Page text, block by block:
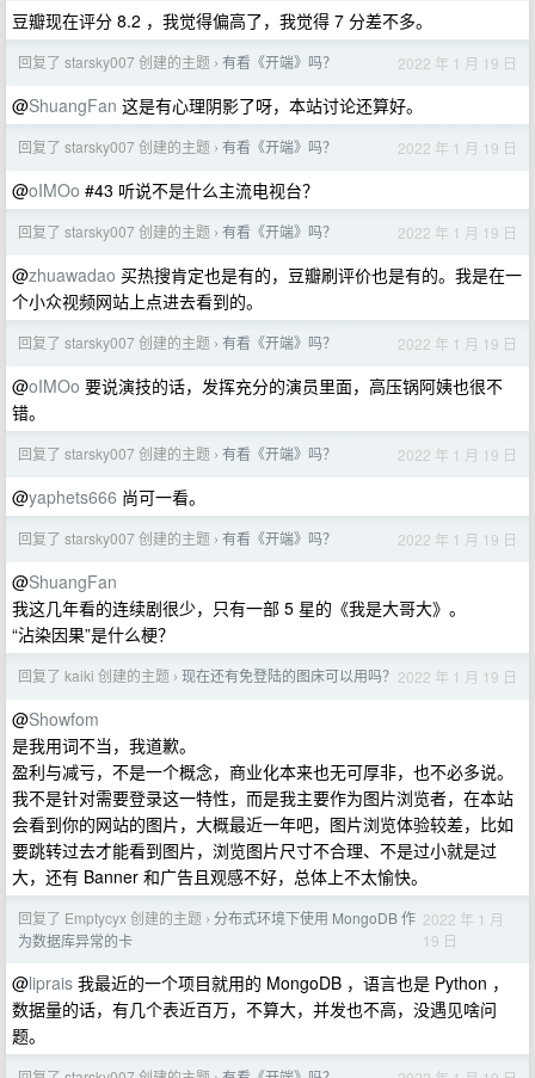
豆瓣现在评分 8.2 ，我觉得偏高了，我觉得 7 分差不多。
回复了 starsky007 创建的主题 › 有看《开端》吗？ 2022 年 1 月 19 日
@ShuangFan 这是有心理阴影了呀，本站讨论还算好。
回复了 starsky007 创建的主题 › 有看《开端》吗？ 2022 年 1 月 19 日
@oIMOo #43 听说不是什么主流电视台？
回复了 starsky007 创建的主题 › 有看《开端》吗？ 2022 年 1 月 19 日
@zhuawadao 买热搜肯定也是有的，豆瓣刷评价也是有的。我是在一
个小众视频网站上点进去看到的。
回复了 starsky007 创建的主题 › 有看《开端》吗？ 2022 年 1 月 19 日
@oIMOo 要说演技的话，发挥充分的演员里面，高压锅阿姨也很不
错。
回复了 starsky007 创建的主题 › 有看《开端》吗？ 2022 年 1 月 19 日
@yaphets666 尚可一看。
回复了 starsky007 创建的主题 › 有看《开端》吗？ 2022 年 1 月 19 日
@ShuangFan
我这几年看的连续剧很少，只有一部 5 星的《我是大哥大》。
“沾染因果”是什么梗？
回复了 kaiki 创建的主题 › 现在还有免登陆的图床可以用吗？ 2022 年 1 月 19 日
@Showfom
是我用词不当，我道歉。
盈利与减亏，不是一个概念，商业化本来也无可厚非，也不必多说。
我不是针对需要登录这一特性，而是我主要作为图片浏览者，在本站
会看到你的网站的图片，大概最近一年吧，图片浏览体验较差，比如
要跳转过去才能看到图片，浏览图片尺寸不合理、不是过小就是过
大，还有 Banner 和广告且观感不好，总体上不太愉快。
回复了 Emptycyx 创建的主题 › 分布式环境下使用 MongoDB 作
为数据库异常的卡
2022 年 1 月
19 日
@liprais 我最近的一个项目就用的 MongoDB ，语言也是 Python ，
数据量的话，有几个表近百万，不算大，并发也不高，没遇见啥问
题。